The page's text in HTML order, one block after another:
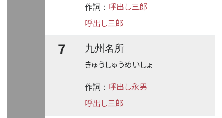
作詞： 呼出し三郎
呼出し三郎
7
九州名所
きゅうしゅうめいしょ
作詞： 呼出し永男
呼出し三郎